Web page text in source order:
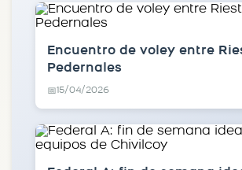
Encuentro de voley entre
Pedernales
📅15/04/2026